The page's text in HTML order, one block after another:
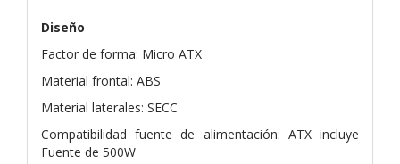
Diseño
Factor de forma: Micro ATX
Material frontal: ABS
Material laterales: SECC
Compatibilidad fuente de alimentación: ATX incluye
Fuente de 500W